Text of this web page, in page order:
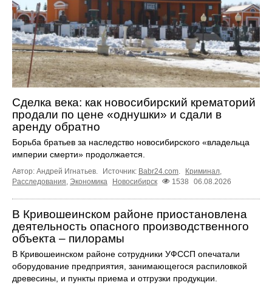
Сделка века: как новосибирский крематорий
продали по цене «однушки» и сдали в
аренду обратно
Борьба братьев за наследство новосибирского «владельца
империи смерти» продолжается.
Автор: Андрей Игнатьев. Источник: Babr24.com. Криминал,
Расследования, Экономика Новосибирск 1538 06.08.2026
В Кривошеинском районе приостановлена
деятельность опасного производственного
объекта – пилорамы
В Кривошеинском районе сотрудники УФССП опечатали
оборудование предприятия, занимающегося распиловкой
древесины, и пункты приема и отгрузки продукции.